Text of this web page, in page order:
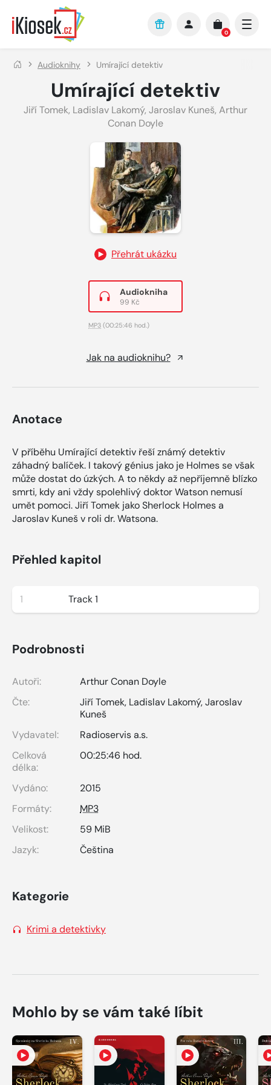
Přejít na hlavní obsah
0
Audioknihy Umírající detektiv
Umírající detektiv
Jiří Tomek, Ladislav Lakomý, Jaroslav Kuneš, Arthur
Conan Doyle
Přehrát ukázku
Audiokniha
99 Kč
MP3 (00:25:46 hod.)
Jak na audioknihu?
Anotace
V příběhu Umírající detektiv řeší známý detektiv
záhadný balíček. I takový génius jako je Holmes se však
může dostat do úzkých. A to někdy až nepříjemně blízko
smrti, kdy ani vždy spolehlivý doktor Watson nemusí
umět pomoci. Jiří Tomek jako Sherlock Holmes a
Jaroslav Kuneš v roli dr. Watsona.
Přehled kapitol
1 Track 1
Podrobnosti
Autoři:
Arthur Conan Doyle
Čte:
Jiří Tomek, Ladislav Lakomý,Jaroslav
Kuneš
Vydavatel:
Radioservis a.s.
Celková
délka:
00:25:46 hod.
Vydáno:
2015
Formáty:
MP3
Velikost:
59 MiB
Jazyk:
Čeština
Kategorie
Krimi a detektivky
Mohlo by se vám také líbit